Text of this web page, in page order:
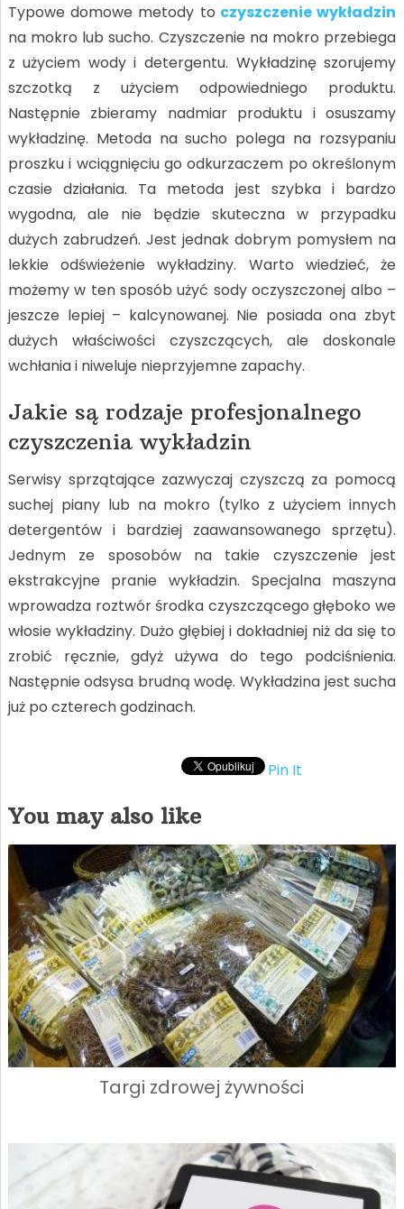
Typowe domowe metody to czyszczenie wykładzin
na mokro lub sucho. Czyszczenie na mokro przebiega
z użyciem wody i detergentu. Wykładzinę szorujemy
szczotką z użyciem odpowiedniego produktu.
Następnie zbieramy nadmiar produktu i osuszamy
wykładzinę. Metoda na sucho polega na rozsypaniu
proszku i wciągnięciu go odkurzaczem po określonym
czasie działania. Ta metoda jest szybka i bardzo
wygodna, ale nie będzie skuteczna w przypadku
dużych zabrudzeń. Jest jednak dobrym pomysłem na
lekkie odświeżenie wykładziny. Warto wiedzieć, że
możemy w ten sposób użyć sody oczyszczonej albo –
jeszcze lepiej – kalcynowanej. Nie posiada ona zbyt
dużych właściwości czyszczących, ale doskonale
wchłania i niweluje nieprzyjemne zapachy.
Jakie są rodzaje profesjonalnego
czyszczenia wykładzin
Serwisy sprzątające zazwyczaj czyszczą za pomocą
suchej piany lub na mokro (tylko z użyciem innych
detergentów i bardziej zaawansowanego sprzętu).
Jednym ze sposobów na takie czyszczenie jest
ekstrakcyjne pranie wykładzin. Specjalna maszyna
wprowadza roztwór środka czyszczącego głęboko we
włosie wykładziny. Dużo głębiej i dokładniej niż da się to
zrobić ręcznie, gdyż używa do tego podciśnienia.
Następnie odsysa brudną wodę. Wykładzina jest sucha
już po czterech godzinach.
Pin It
You may also like
Targi zdrowej żywności